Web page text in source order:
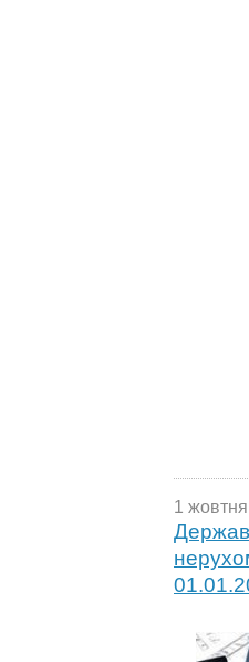
1